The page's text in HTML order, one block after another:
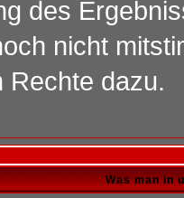
des
nicht
Rechte dazu.
Was man in